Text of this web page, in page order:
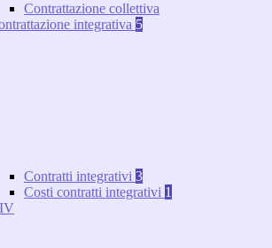
Contrattazione collettiva
integrativa 5
Contratti integrativi 3
Costi contratti integrativi 1